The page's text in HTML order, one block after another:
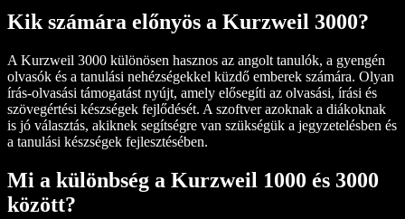
Kik számára előnyös a Kurzweil 3000?
A Kurzweil 3000 különösen hasznos az angolt tanulók, a gyengén
olvasók és a tanulási nehézségekkel küzdő emberek számára. Olyan
írás-olvasási támogatást nyújt, amely elősegíti az olvasási, írási és
szövegértési készségek fejlődését. A szoftver azoknak a diákoknak
is jó választás, akiknek segítségre van szükségük a jegyzetelésben és
a tanulási készségek fejlesztésében.
Mi a különbség a Kurzweil 1000 és 3000
között?